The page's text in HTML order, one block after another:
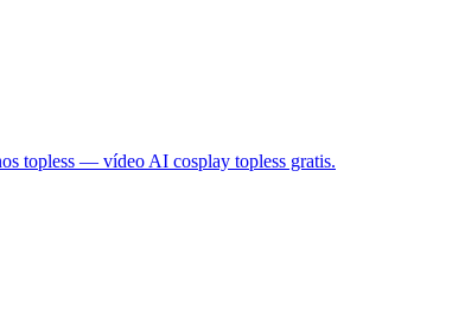
topless — vídeo AI cosplay topless gratis.